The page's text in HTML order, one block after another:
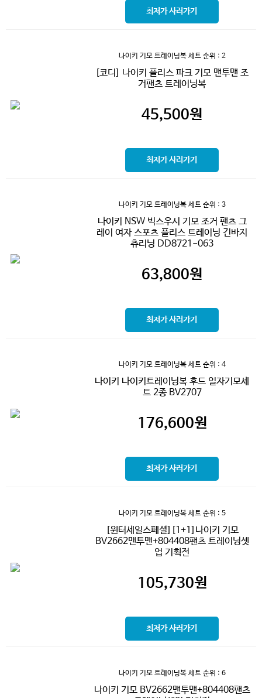
최저가 사러가기
나이키 기모 트레이닝복 세트순위 : 2
[코디] 나이키 플리스 파크 기모 맨투맨 조
거팬츠 트레이닝복
45,500원
최저가 사러가기
나이키 기모 트레이닝복 세트순위 : 3
나이키 NSW 빅스우시 기모 조거 팬츠 그
레이 여자 스포츠 플리스 트레이닝 긴바지
츄리닝 DD8721-063
63,800원
최저가 사러가기
나이키 기모 트레이닝복 세트순위 : 4
나이키 나이키트레이닝복 후드 일자기모세
트 2종 BV2707
176,600원
최저가 사러가기
나이키 기모 트레이닝복 세트순위 : 5
[윈터세일스페셜][1+1]나이키 기모
BV2662맨투맨+804408팬츠 트레이닝셋
업 기획전
105,730원
최저가 사러가기
나이키 기모 트레이닝복 세트순위 : 6
나이키 기모 BV2662맨투맨+804408팬츠